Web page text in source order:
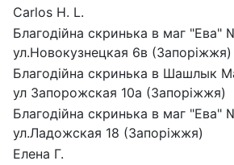
Carlos H. L.
Благодійна скринька в маг "Ева"
ул.Новокузнецкая 6в (Запоріжжя)
Благодійна скринька в Шашлык
ул Запорожская 10а (Запоріжжя)
Благодійна скринька в маг "Ева"
ул.Ладожская 18 (Запоріжжя)
Елена Г.